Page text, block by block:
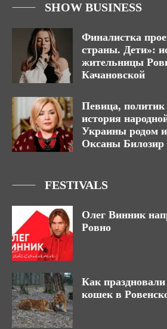
SHOW BUSINESS
Финалистка
страны. Дети»:
жительницы
Качановской
Певица, политик
история
Украины родом
Оксаны Билозир
FESTIVALS
Олег Винник
Ровно
Как
кошек в